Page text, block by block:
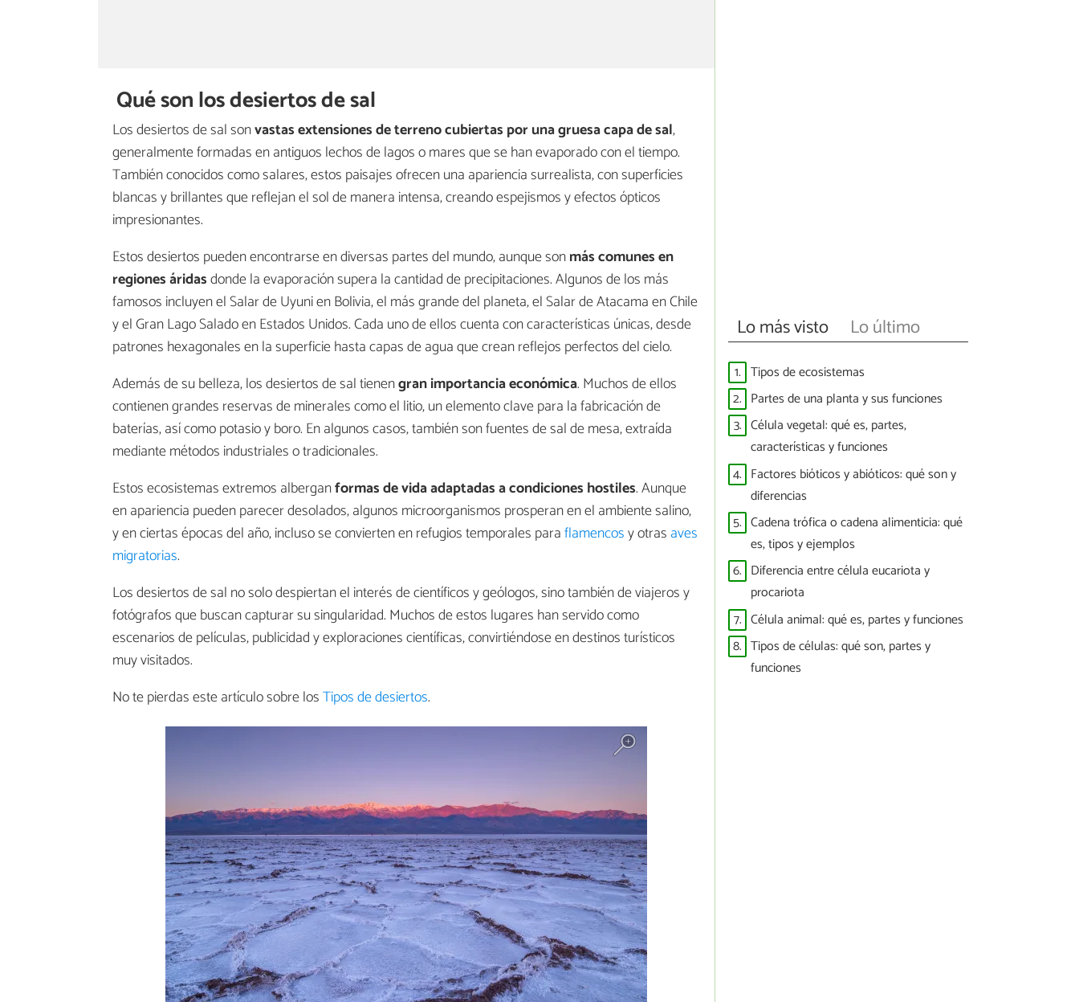
Qué son los desiertos de sal
Los desiertos de sal sonvastas extensiones de terreno cubiertas por una gruesa capa de sal,
generalmente formadas en antiguos lechos de lagos o mares que se han evaporado con el tiempo.
También conocidos como salares, estos paisajes ofrecen una apariencia surrealista, con superficies
blancas y brillantes que reflejan el sol de manera intensa, creando espejismos y efectos ópticos
impresionantes.
Estos desiertos pueden encontrarse en diversas partes del mundo, aunque sonmás comunes en
regiones áridasdonde la evaporación supera la cantidad de precipitaciones. Algunos de los más
famosos incluyen el Salar de Uyuni en Bolivia, el más grande del planeta, el Salar de Atacama en Chile
y el Gran Lago Salado en Estados Unidos. Cada uno de ellos cuenta con características únicas, desde
patrones hexagonales en la superficie hasta capas de agua que crean reflejos perfectos del cielo.
Además de su belleza, los desiertos de sal tienengran importancia económica. Muchos de ellos
contienen grandes reservas de minerales como el litio, un elemento clave para la fabricación de
baterías, así como potasio y boro. En algunos casos, también son fuentes de sal de mesa, extraída
mediante métodos industriales o tradicionales.
Estos ecosistemas extremos alberganformas de vida adaptadas a condiciones hostiles. Aunque
en apariencia pueden parecer desolados, algunos microorganismos prosperan en el ambiente salino,
y en ciertas épocas del año, incluso se convierten en refugios temporales paraflamencosy otras aves
migratorias.
Los desiertos de sal no solo despiertan el interés de científicos y geólogos, sino también de viajeros y
fotógrafos que buscan capturar su singularidad. Muchos de estos lugares han servido como
escenarios de películas, publicidad y exploraciones científicas, convirtiéndose en destinos turísticos
muy visitados.
No te pierdas este artículo sobre losTipos de desiertos.
Lo más visto Lo último
1. Tipos de ecosistemas
2. Partes de una planta y sus funciones
3. Célula vegetal: qué es, partes,
características y funciones
4. Factores bióticos y abióticos: qué son y
diferencias
5. Cadena trófica o cadena alimenticia: qué
es, tipos y ejemplos
6. Diferencia entre célula eucariota y
procariota
7. Célula animal: qué es, partes y funciones
8. Tipos de células: qué son, partes y
funciones